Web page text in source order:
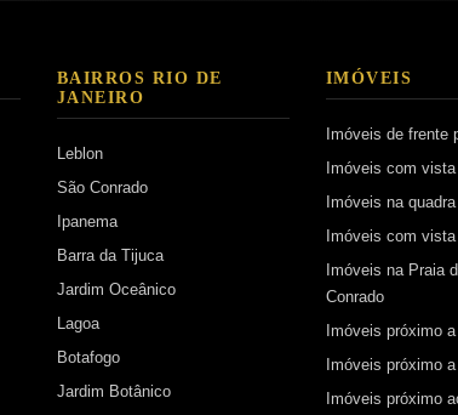
BAIRROS RIO DE
JANEIRO
Leblon
São Conrado
Ipanema
Barra da Tijuca
Jardim Oceânico
Lagoa
Botafogo
Jardim Botânico
IMÓVEIS
Imóveis de frente
Imóveis com
Imóveis na
Imóveis com
Imóveis na Praia
Conrado
Imóveis próximo
Imóveis próximo
Imóveis próximo